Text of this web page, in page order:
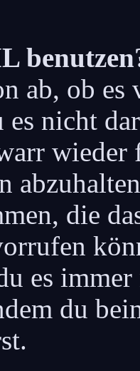
ab, ob
es nicht
wieder
die
es
du